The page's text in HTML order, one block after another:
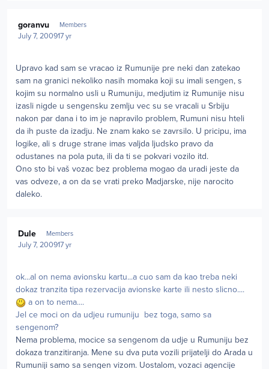
goranvu Members
July 7, 200917 yr
Upravo kad sam se vracao iz Rumunije pre neki dan zatekao
sam na granici nekoliko nasih momaka koji su imali sengen, s
kojim su normalno usli u Rumuniju, medjutim iz Rumunije nisu
izasli nigde u sengensku zemlju vec su se vracali u Srbiju
nakon par dana i to im je napravilo problem, Rumuni nisu hteli
da ih puste da izadju. Ne znam kako se zavrsilo. U pricipu, ima
logike, ali s druge strane imas valjda ljudsko pravo da
odustanes na pola puta, ili da ti se pokvari vozilo itd.
Ono sto bi vaš vozac bez problema mogao da uradi jeste da
vas odveze, a on da se vrati preko Madjarske, nije narocito
daleko.
Dule Members
July 7, 200917 yr
ok...al on nema avionsku kartu...a cuo sam da kao treba neki
dokaz tranzita tipa rezervacija avionske karte ili nesto slicno....
a on to nema....
Jel ce moci on da udjeu rumuniju bez toga, samo sa
sengenom?
Nema problema, mocice sa sengenom da udje u Rumuniju bez
dokaza tranzitiranja. Mene su dva puta vozili prijatelji do Arada u
Rumuniji samo sa sengen vizom. Uostalom, vozaci agencije